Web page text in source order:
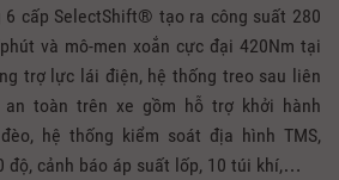
cấp SelectShift® tạo ra công suất 280
và mô-men xoắn cực đại 420Nm tại
trợ lực lái điện, hệ thống treo sau liên
toàn trên xe gồm hỗ trợ khởi hành
hệ thống kiểm soát địa hình TMS,
độ, cảnh báo áp suất lốp, 10 túi khí,…